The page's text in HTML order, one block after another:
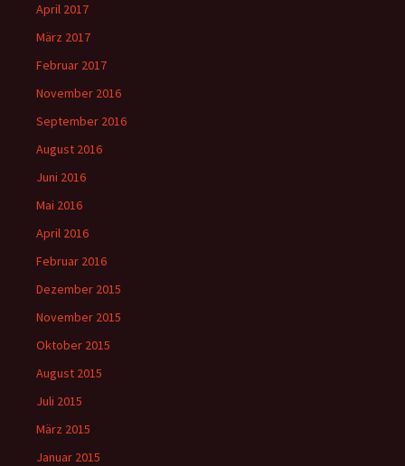
April 2017
März 2017
Februar 2017
November 2016
September 2016
August 2016
Juni 2016
Mai 2016
April 2016
Februar 2016
Dezember 2015
November 2015
Oktober 2015
August 2015
Juli 2015
März 2015
Januar 2015